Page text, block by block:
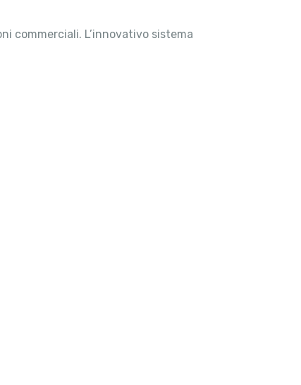
commerciali. L’innovativo sistema